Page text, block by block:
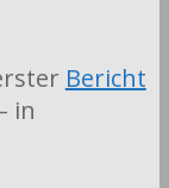
Bericht
in